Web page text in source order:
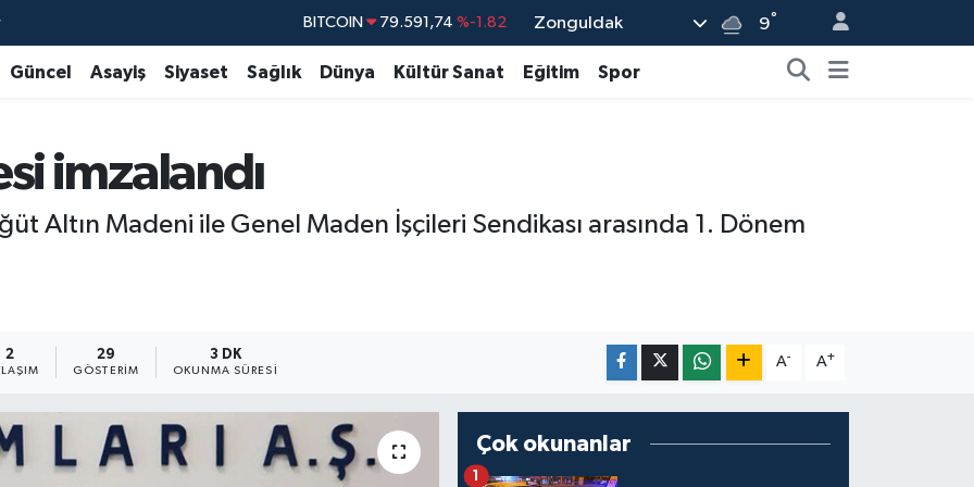
DOLAR 45,43620 %0.02
EURO 53,38690 %0.19
BITCOIN 79.591,74 %-1.82
Zonguldak 9°
Güncel Asayiş Siyaset Sağlık Dünya Kültür Sanat Eğitim Spor
imzalandı
Altın Madeni ile Genel Maden İşçileri Sendikası arasında 1. Dönem
2 29
GÖSTERIM
3 DK
OKUNMA SÜRESI
A- A+
Çok okunanlar
1